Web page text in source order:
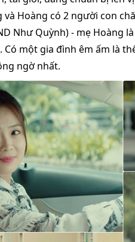
và Hoàng có 2 người con
Như Quỳnh) - mẹ Hoàng
Có một gia đình êm ấm là
ngờ nhất.